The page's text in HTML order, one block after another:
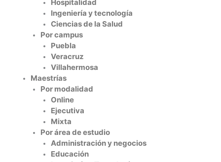
Hospitalidad
Ingeniería y tecnología
Ciencias de la Salud
Por campus
Puebla
Veracruz
Villahermosa
Maestrías
Por modalidad
Online
Ejecutiva
Mixta
Por área de estudio
Administración y negocios
Educación